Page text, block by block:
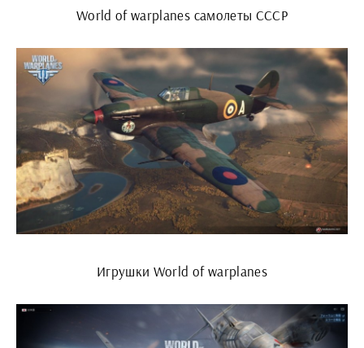
World of warplanes самолеты СССР
Игрушки World of warplanes